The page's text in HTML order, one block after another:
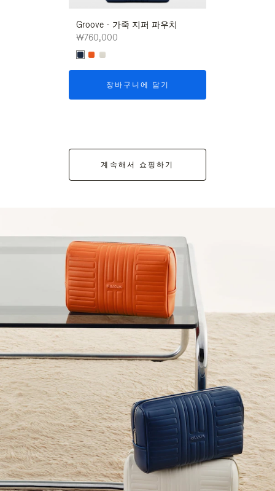
Groove - 가죽 지퍼 파우치
₩760,000
장바구니에 담기
계속해서 쇼핑하기